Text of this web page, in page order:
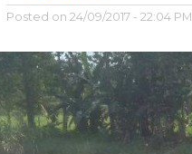
Posted on 24/09/2017 - 22:04 PM